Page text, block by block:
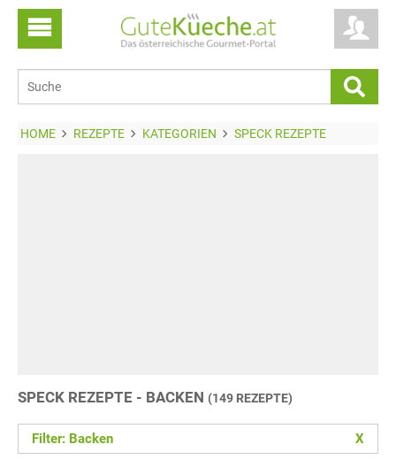
HOME REZEPTE KATEGORIEN SPECK REZEPTE
SPECK REZEPTE - BACKEN (149 REZEPTE)
Filter: Backen X